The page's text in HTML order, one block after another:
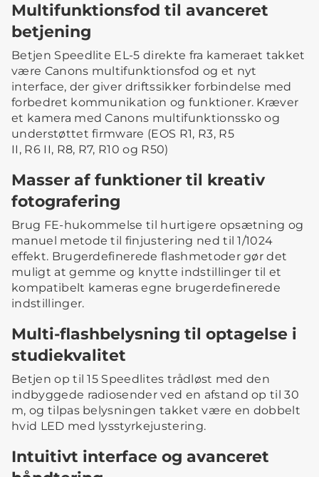
Multifunktionsfod til avanceret
betjening
Betjen Speedlite EL-5 direkte fra kameraet takket
være Canons multifunktionsfod og et nyt
interface, der giver driftssikker forbindelse med
forbedret kommunikation og funktioner. Kræver
et kamera med Canons multifunktionssko og
understøttet firmware (EOS R1, R3, R5
II, R6 II, R8, R7, R10 og R50)
Masser af funktioner til kreativ
fotografering
Brug FE-hukommelse til hurtigere opsætning og
manuel metode til finjustering ned til 1/1024
effekt. Brugerdefinerede flashmetoder gør det
muligt at gemme og knytte indstillinger til et
kompatibelt kameras egne brugerdefinerede
indstillinger.
Multi-flashbelysning til optagelse i
studiekvalitet
Betjen op til 15 Speedlites trådløst med den
indbyggede radiosender ved en afstand op til 30
m, og tilpas belysningen takket være en dobbelt
hvid LED med lysstyrkejustering.
Intuitivt interface og avanceret